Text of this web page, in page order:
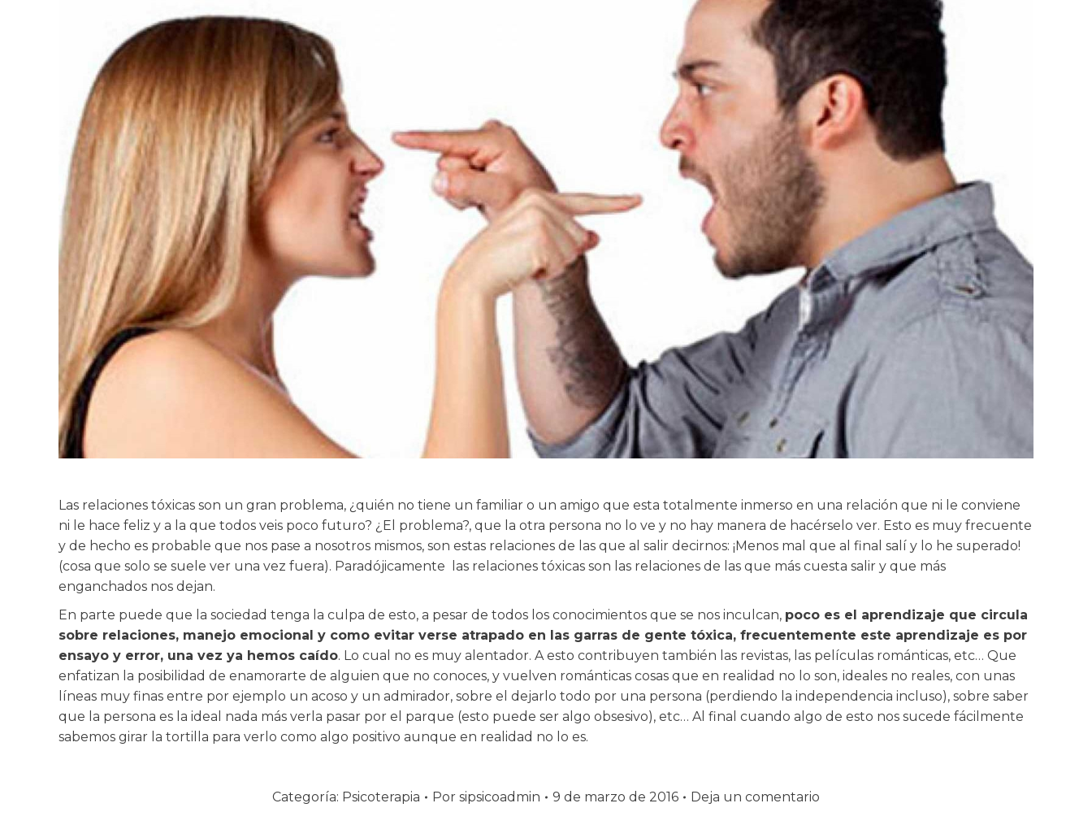
Las relaciones tóxicas son un gran problema, ¿quién no tiene un familiar o un amigo que esta totalmente inmerso en una relación que ni le conviene
ni le hace feliz y a la que todos veis poco futuro? ¿El problema?, que la otra persona no lo ve y no hay manera de hacérselo ver. Esto es muy frecuente
y de hecho es probable que nos pase a nosotros mismos, son estas relaciones de las que al salir decirnos: ¡Menos mal que al final salí y lo he superado!
(cosa que solo se suele ver una vez fuera). Paradójicamente las relaciones tóxicas son las relaciones de las que más cuesta salir y que más
enganchados nos dejan.
En parte puede que la sociedad tenga la culpa de esto, a pesar de todos los conocimientos que se nos inculcan, poco es el aprendizaje que circula
sobre relaciones, manejo emocional y como evitar verse atrapado en las garras de gente tóxica, frecuentemente este aprendizaje es por
ensayo y error, una vez ya hemos caído. Lo cual no es muy alentador. A esto contribuyen también las revistas, las películas románticas, etc… Que
enfatizan la posibilidad de enamorarte de alguien que no conoces, y vuelven románticas cosas que en realidad no lo son, ideales no reales, con unas
líneas muy finas entre por ejemplo un acoso y un admirador, sobre el dejarlo todo por una persona (perdiendo la independencia incluso), sobre saber
que la persona es la ideal nada más verla pasar por el parque (esto puede ser algo obsesivo), etc… Al final cuando algo de esto nos sucede fácilmente
sabemos girar la tortilla para verlo como algo positivo aunque en realidad no lo es.
Categoría: Psicoterapia Por sipsicoadmin 9 de marzo de 2016 Deja un comentario